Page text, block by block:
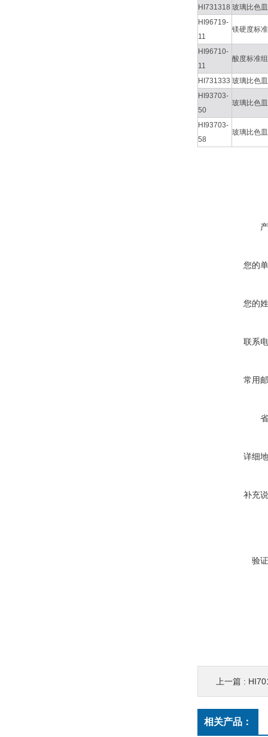
HI731318 玻璃比色
HI96719-
11
镁硬度标
HI96710-
11
酸度标准组
HI731333 玻璃比色
HI93703-
50
玻璃比色
HI93703-
58
玻璃比色
您的
您的
联系
常用
详细
补充
验
上一篇 :
相关产品：